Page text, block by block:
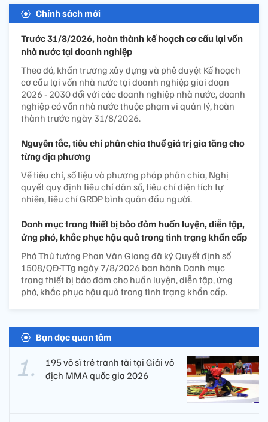
Chính sách mới
Trước 31/8/2026, hoàn thành kế hoạch cơ cấu lại vốn
nhà nước tại doanh nghiệp
Theo đó, khẩn trương xây dựng và phê duyệt Kế hoạch
cơ cấu lại vốn nhà nước tại doanh nghiệp giai đoạn
2026 - 2030 đối với các doanh nghiệp nhà nước, doanh
nghiệp có vốn nhà nước thuộc phạm vi quản lý, hoàn
thành trước ngày 31/8/2026.
Nguyên tắc, tiêu chí phân chia thuế giá trị gia tăng cho
từng địa phương
Về tiêu chí, số liệu và phương pháp phân chia, Nghị
quyết quy định tiêu chí dân số, tiêu chí diện tích tự
nhiên, tiêu chí GRDP bình quân đầu người.
Danh mục trang thiết bị bảo đảm huấn luyện, diễn tập,
ứng phó, khắc phục hậu quả trong tình trạng khẩn cấp
Phó Thủ tướng Phan Văn Giang đã ký Quyết định số
1508/QĐ-TTg ngày 7/8/2026 ban hành Danh mục
trang thiết bị bảo đảm cho huấn luyện, diễn tập, ứng
phó, khắc phục hậu quả trong tình trạng khẩn cấp.
Bạn đọc quan tâm
195 võ sĩ trẻ tranh tài tại Giải vô
địch MMA quốc gia 2026